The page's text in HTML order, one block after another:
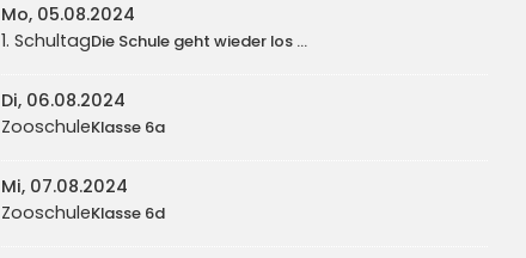
Mo, 05.08.2024
1. SchultagDie Schule geht wieder los ...
Di, 06.08.2024
ZooschuleKlasse 6a
Mi, 07.08.2024
ZooschuleKlasse 6d